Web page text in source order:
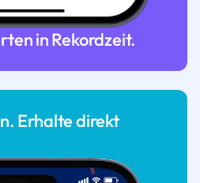
in Rekordzeit.
Erhalte direkt